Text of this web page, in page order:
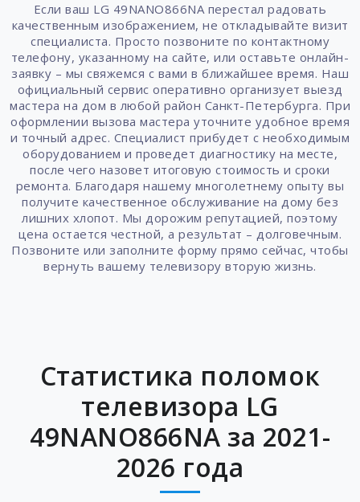
Если ваш LG 49NANO866NA перестал радовать
качественным изображением, не откладывайте визит
специалиста. Просто позвоните по контактному
телефону, указанному на сайте, или оставьте онлайн-
заявку – мы свяжемся с вами в ближайшее время. Наш
официальный сервис оперативно организует выезд
мастера на дом в любой район Санкт-Петербурга. При
оформлении вызова мастера уточните удобное время
и точный адрес. Специалист прибудет с необходимым
оборудованием и проведет диагностику на месте,
после чего назовет итоговую стоимость и сроки
ремонта. Благодаря нашему многолетнему опыту вы
получите качественное обслуживание на дому без
лишних хлопот. Мы дорожим репутацией, поэтому
цена остается честной, а результат – долговечным.
Позвоните или заполните форму прямо сейчас, чтобы
вернуть вашему телевизору вторую жизнь.
Статистика поломок
телевизора LG
49NANO866NA за 2021-
2026 года